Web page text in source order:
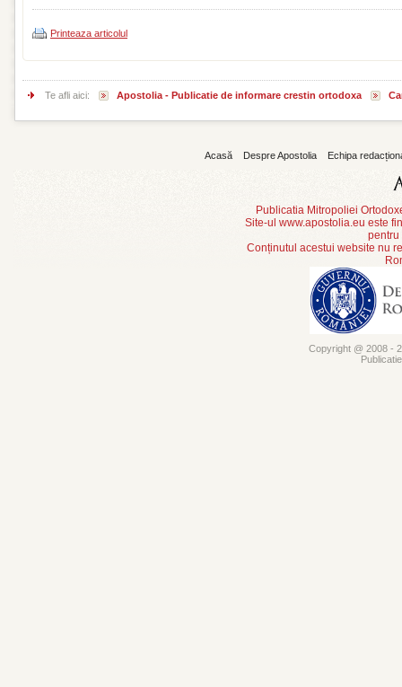
Printeaza articolul
Te afli aici: Apostolia - Publicatie de informare crestin ortodoxa
Acasă Despre Apostolia Echipa
Publicatia Mitropoliei
Site-ul www.apostolia.eu este
pentru
Conținutul acestui website nu
Copyright @ 2008 -